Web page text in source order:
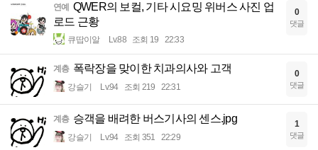
연예
QWER의 보컬, 기타 시요밍 위버스 사진 업
로드 근황
큐땁이알 Lv.88 조회 19 22:33
0
댓글
계층 폭락장을 맞이한 치과의사와 고객
강슬기 Lv.94 조회 219 22:31
0
댓글
계층 승객을 배려한 버스기사의 센스.jpg
강슬기 Lv.94 조회 351 22:29
1
댓글